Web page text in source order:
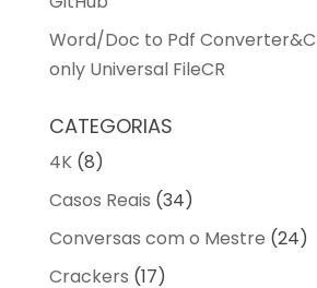
Word/Doc to Pdf
only Universal FileCR
CATEGORIAS
4K(8)
Casos Reais (34)
Conversas com o Mestre (24)
Crackers (17)